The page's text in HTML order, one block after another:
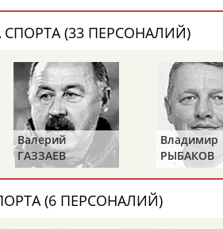
Магомед
АБДУЛКАГИРОВ
Назир
АБДУЛЛАЕВ
специалисте или
- это одни из главных
(33 ПЕРСОНАЛИЙ)
Валерий
ГАЗЗАЕВ
Владимир
РЫБАКОВ
(6 ПЕРСОНАЛИЙ)